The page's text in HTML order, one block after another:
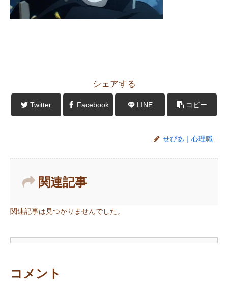
シェアする
Twitter Facebook LINE コピー
せぴあ｜心理職
関連記事
関連記事は見つかりませんでした。
コメント